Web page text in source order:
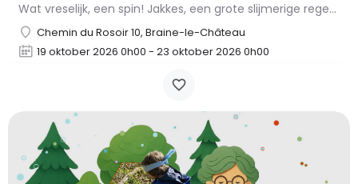
Wat vreselijk, een spin! Jakkes, een grote slijmerige regenworm! En slakken, daar wil ik het al helemaal niet…
Chemin du Rosoir 10, Braine-le-Château
19 oktober 2026 0h00 - 23 oktober 2026 0h00